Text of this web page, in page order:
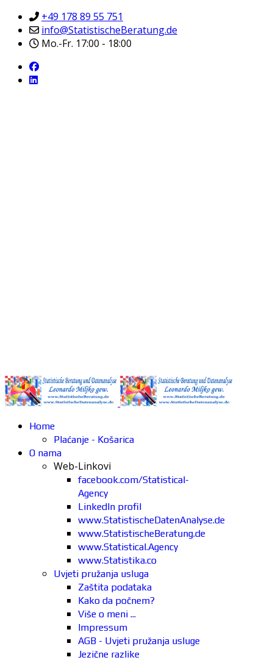
+49 178 89 55 751
info@StatistischeBeratung.de
Mo.-Fr. 17:00 - 18:00
Home
Plaćanje - Košarica
O nama
Web-Linkovi
facebook.com/Statistical-
Agency
LinkedIn profil
www.StatistischeDatenAnalyse.de
www.StatistischeBeratung.de
www.Statistical.Agency
www.Statistika.co
Uvjeti pružanja usluga
Zaštita podataka
Kako da počnem?
Više o meni ...
Impressum
AGB - Uvjeti pružanja usluge
Jezične razlike